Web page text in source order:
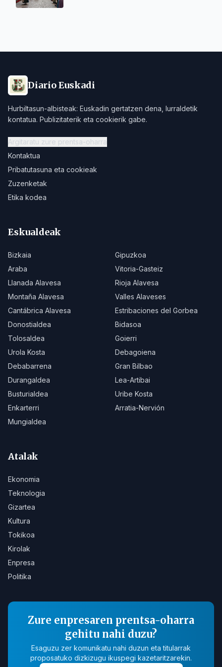
Diario Euskadi
Hurbiltasun-albisteak: Euskadin gertatzen dena, lurraldetik
kontatua. Publizitaterik eta cookierik gabe.
Argitaratu zure prentsa-oharra
Kontaktua
Pribatutasuna eta cookieak
Zuzenketak
Etika kodea
Eskualdeak
Bizkaia
Gipuzkoa
Araba
Vitoria-Gasteiz
Llanada Alavesa
Rioja Alavesa
Montaña Alavesa
Valles Alaveses
Cantábrica Alavesa
Estribaciones del Gorbea
Donostialdea
Bidasoa
Tolosaldea
Goierri
Urola Kosta
Debagoiena
Debabarrena
Gran Bilbao
Durangaldea
Lea-Artibai
Busturialdea
Uribe Kosta
Enkarterri
Arratia-Nervión
Mungialdea
Atalak
Ekonomia
Teknologia
Gizartea
Kultura
Tokikoa
Kirolak
Enpresa
Politika
Zure enpresaren prentsa-oharra
gehitu nahi duzu?
Esaguzu zer komunikatu nahi duzun eta titularrak
proposatuko dizkizugu ikuspegi kazetaritzarekin.